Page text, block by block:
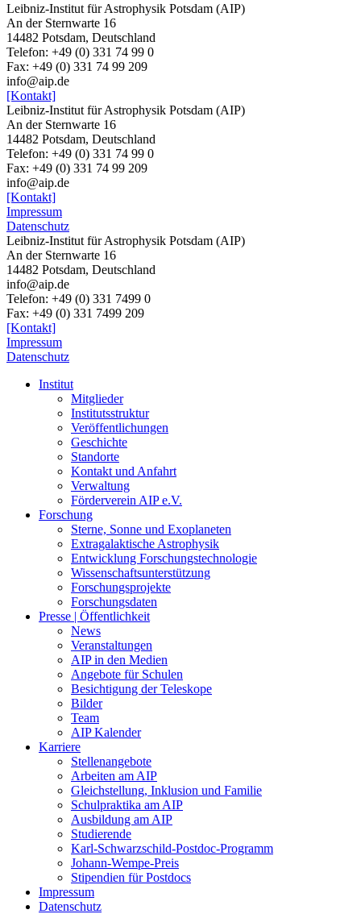
Leibniz-Institut für Astrophysik Potsdam (AIP)
An der Sternwarte 16
14482 Potsdam, Deutschland
Telefon: +49 (0) 331 74 99 0
Fax: +49 (0) 331 74 99 209
info@aip.de
[Kontakt]
Leibniz-Institut für Astrophysik Potsdam (AIP)
An der Sternwarte 16
14482 Potsdam, Deutschland
Telefon: +49 (0) 331 74 99 0
Fax: +49 (0) 331 74 99 209
info@aip.de
[Kontakt]
Impressum
Datenschutz
Leibniz-Institut für Astrophysik Potsdam (AIP)
An der Sternwarte 16
14482 Potsdam, Deutschland
info@aip.de
Telefon: +49 (0) 331 7499 0
Fax: +49 (0) 331 7499 209
[Kontakt]
Impressum
Datenschutz
Institut
Mitglieder
Institutsstruktur
Veröffentlichungen
Geschichte
Standorte
Kontakt und Anfahrt
Verwaltung
Förderverein AIP e.V.
Forschung
Sterne, Sonne und Exoplaneten
Extragalaktische Astrophysik
Entwicklung Forschungstechnologie
Wissenschaftsunterstützung
Forschungsprojekte
Forschungsdaten
Presse | Öffentlichkeit
News
Veranstaltungen
AIP in den Medien
Angebote für Schulen
Besichtigung der Teleskope
Bilder
Team
AIP Kalender
Karriere
Stellenangebote
Arbeiten am AIP
Gleichstellung, Inklusion und Familie
Schulpraktika am AIP
Ausbildung am AIP
Studierende
Karl-Schwarzschild-Postdoc-Programm
Johann-Wempe-Preis
Stipendien für Postdocs
Impressum
Datenschutz